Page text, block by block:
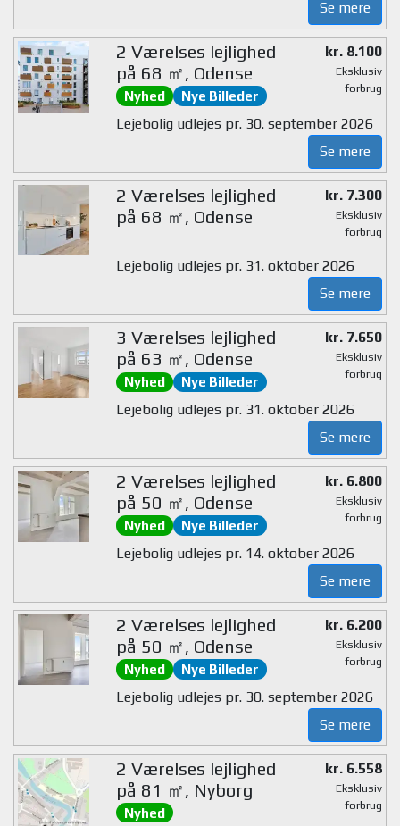
Se mere
2 Værelses lejlighed
på 68 ㎡, Odense
Nyhed Nye Billeder
kr. 8.100
Eksklusiv
forbrug
Lejebolig udlejes pr. 30. september 2026
Se mere
2 Værelses lejlighed
på 68 ㎡, Odense
kr. 7.300
Eksklusiv
forbrug
Lejebolig udlejes pr. 31. oktober 2026
Se mere
3 Værelses lejlighed
på 63 ㎡, Odense
Nyhed Nye Billeder
kr. 7.650
Eksklusiv
forbrug
Lejebolig udlejes pr. 31. oktober 2026
Se mere
2 Værelses lejlighed
på 50 ㎡, Odense
Nyhed Nye Billeder
kr. 6.800
Eksklusiv
forbrug
Lejebolig udlejes pr. 14. oktober 2026
Se mere
2 Værelses lejlighed
på 50 ㎡, Odense
Nyhed Nye Billeder
kr. 6.200
Eksklusiv
forbrug
Lejebolig udlejes pr. 30. september 2026
Se mere
2 Værelses lejlighed
på 81 ㎡, Nyborg
Nyhed
kr. 6.558
Eksklusiv
forbrug